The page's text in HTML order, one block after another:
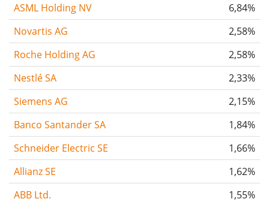
ASML Holding NV
6,84%
Novartis AG
2,58%
Roche Holding AG
2,58%
Nestlé SA
2,33%
Siemens AG
2,15%
Banco Santander SA
1,84%
Schneider Electric SE
1,66%
Allianz SE
1,62%
ABB Ltd.
1,55%